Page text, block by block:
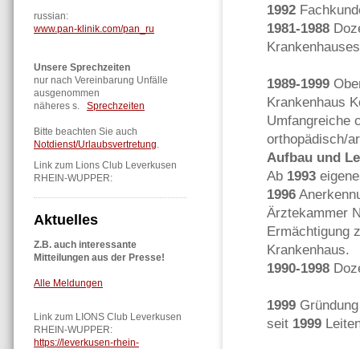
russian:
www.pan-klinik.com/pan_ru
Unsere Sprechzeiten
nur nach Vereinbarung Unfälle
ausgenommen
näheres s. Sprechzeiten
Bitte beachten Sie auch
Notdienst/Urlaubsvertretung.
Link zum Lions Club Leverkusen
RHEIN-WUPPER:
Aktuelles
Z.B. auch interessante
Mitteilungen aus der Presse!
Alle Meldungen
Link zum LIONS Club Leverkusen
RHEIN-WUPPER:
https://leverkusen-rhein-
1992
1981-1988
1989-1999
Krankenhaus
Umfangreiche
orthopädisch/
Aufbau und
Ab 1993
1996
Ärztekammer
Ermächtigung
Krankenhaus.
1990-1998
1999
seit 1999